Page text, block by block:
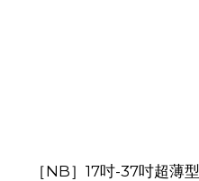
［NB］17吋-37吋超薄